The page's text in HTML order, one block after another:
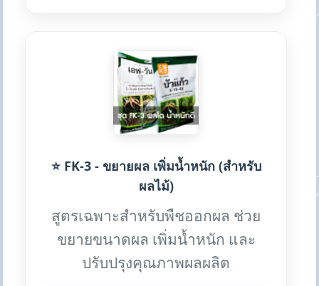
⭐ FK-3 - ขยายผล เพิ่มน้ำหนัก (สำหรับ
ผลไม้)
สูตรเฉพาะสำหรับพืชออกผล ช่วย
ขยายขนาดผล เพิ่มน้ำหนัก และ
ปรับปรุงคุณภาพผลผลิต